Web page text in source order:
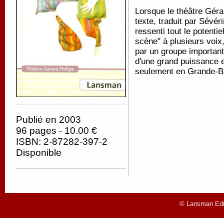
Publié en 2003
96 pages - 10.00 €
ISBN: 2-87282-397-2
Disponible
Lorsque le théâtre
texte, traduit par
ressenti tout le
scène" à plusieurs
par un groupe
d'une grand puissance
seulement en Grande-
© Lansman